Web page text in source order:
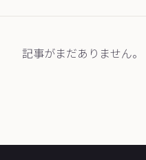
記事がまだありません。